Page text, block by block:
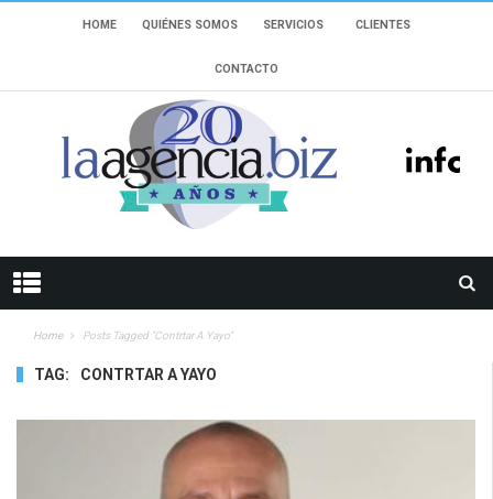
HOME QUIÉNES SOMOS SERVICIOS CLIENTES
CONTACTO
Home Posts Tagged "Contrtar A Yayo"
TAG: CONTRTAR A YAYO